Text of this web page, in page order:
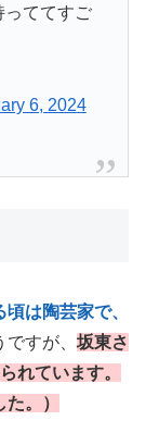
っててすご
6, 2024
は陶芸家で、
すが、 坂東さ
れています。
。）